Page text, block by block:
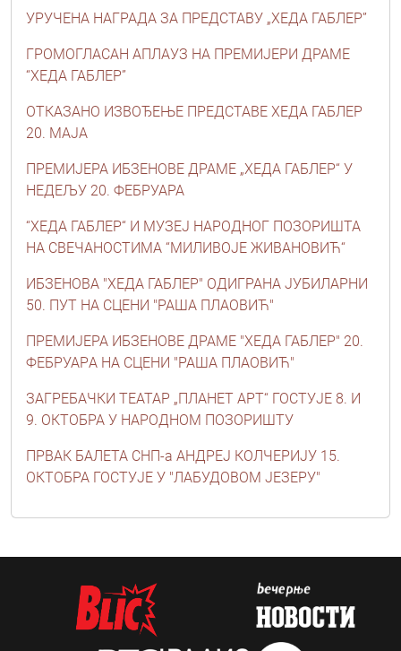
УРУЧЕНА НАГРАДА ЗА ПРЕДСТАВУ „ХЕДА ГАБЛЕР”
ГРОМОГЛАСАН АПЛАУЗ НА ПРЕМИЈЕРИ ДРАМЕ
“ХЕДА ГАБЛЕР”
ОТКАЗАНО ИЗВОЂЕЊЕ ПРЕДСТАВЕ ХЕДА ГАБЛЕР
20. МАЈА
ПРЕМИЈЕРА ИБЗЕНОВЕ ДРАМЕ „ХЕДА ГАБЛЕР“ У
НЕДЕЉУ 20. ФЕБРУАРА
“ХЕДА ГАБЛЕР“ И МУЗЕЈ НАРОДНОГ ПОЗОРИШТА
НА СВЕЧАНОСТИМА “МИЛИВОЈЕ ЖИВАНОВИЋ“
ИБЗЕНОВА "ХЕДА ГАБЛЕР" ОДИГРАНА ЈУБИЛАРНИ
50. ПУТ НА СЦЕНИ "РАША ПЛАОВИЋ"
ПРЕМИЈЕРА ИБЗЕНОВЕ ДРАМЕ "ХЕДА ГАБЛЕР" 20.
ФЕБРУАРA НА СЦЕНИ "РАША ПЛАОВИЋ"
ЗАГРЕБАЧКИ ТЕАТАР „ПЛАНЕТ АРТ“ ГОСТУЈЕ 8. И
9. ОКТОБРА У НАРОДНОМ ПОЗОРИШТУ
ПРВАК БАЛЕТА СНП-а АНДРЕЈ КОЛЧЕРИЈУ 15.
ОКТОБРА ГОСТУЈЕ У "ЛАБУДОВОМ ЈЕЗЕРУ"